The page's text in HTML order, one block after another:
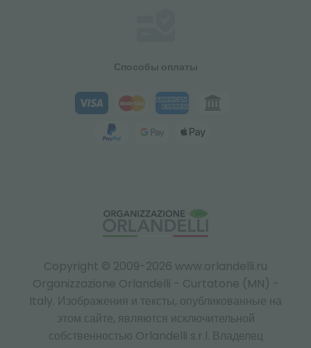
Copyright © 2009-2026 www.orlandelli.ru
Organizzazione Orlandelli - Curtatone (MN) -
Italy. Изображения и тексты, опубликованные на
этом сайте, являются исключительной
собственностью Orlandelli s.r.l. Владелец
Способы оплаты